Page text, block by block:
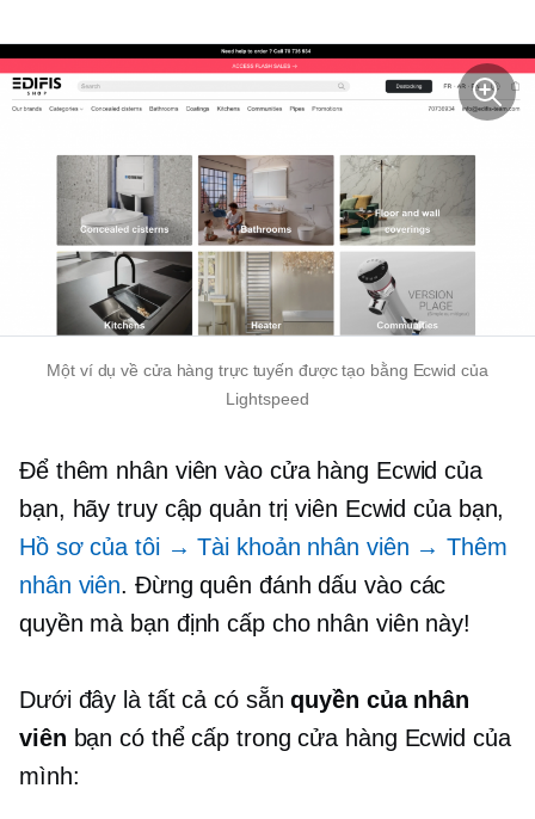
Một ví dụ về cửa hàng trực tuyến được tạo bằng Ecwid của
Lightspeed
Để thêm nhân viên vào cửa hàng Ecwid của
bạn, hãy truy cập quản trị viên Ecwid của bạn,
Hồ sơ của tôi → Tài khoản nhân viên → Thêm
nhân viên. Đừng quên đánh dấu vào các
quyền mà bạn định cấp cho nhân viên này!
Dưới đây là tất cả có sẵnquyền của nhân
viên bạn có thể cấp trong cửa hàng Ecwid của
mình: